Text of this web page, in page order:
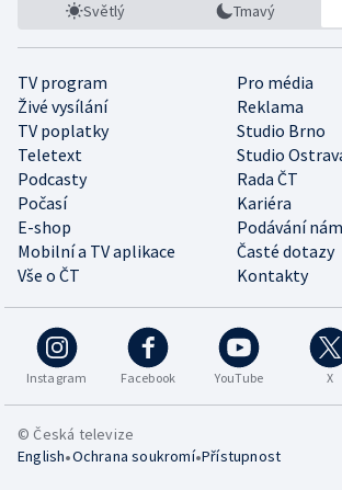
Světlý Tmavý
TV program
Pro média
Živé vysílání
Reklama
TV poplatky
Studio Brno
Teletext
Studio
Podcasty
Rada ČT
Počasí
Kariéra
E-shop
Podávání
Mobilní a TV aplikace
Časté dotazy
Vše o ČT
Kontakty
Instagram Facebook YouTube X
© Česká televize
English•Ochrana soukromí•Přístupnost